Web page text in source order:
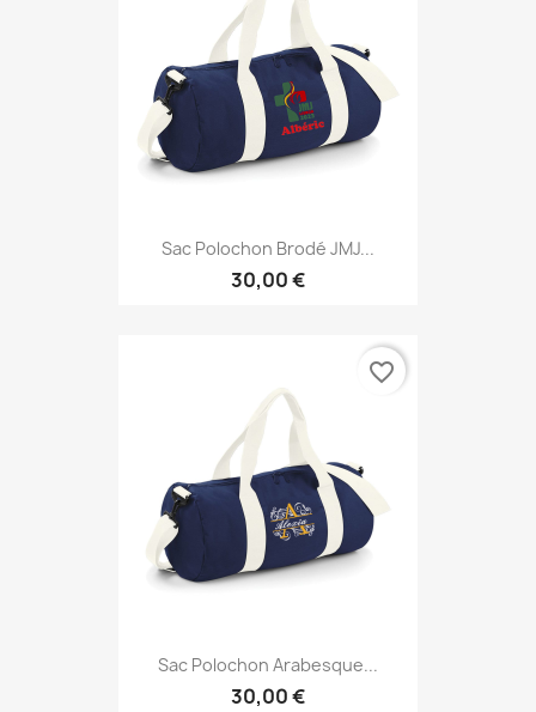
Sac Polochon Brodé JMJ...
30,00 €
Sac Polochon Arabesque...
30,00 €
favorite_border